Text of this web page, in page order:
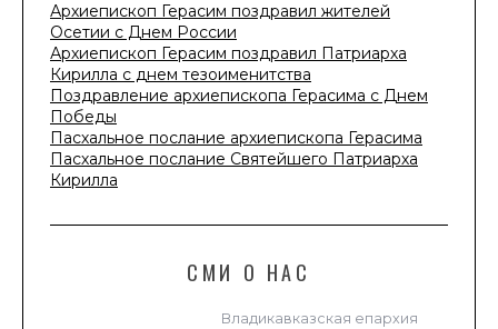
Архиепископ Герасим поздравил жителей
Осетии с Днем России
Архиепископ Герасим поздравил Патриарха
Кирилла с днем тезоименитства
Поздравление архиепископа Герасима с Днем
Победы
Пасхальное послание архиепископа Герасима
Пасхальное послание Святейшего Патриарха
Кирилла
СМИ О НАС
Владикавказская епархия